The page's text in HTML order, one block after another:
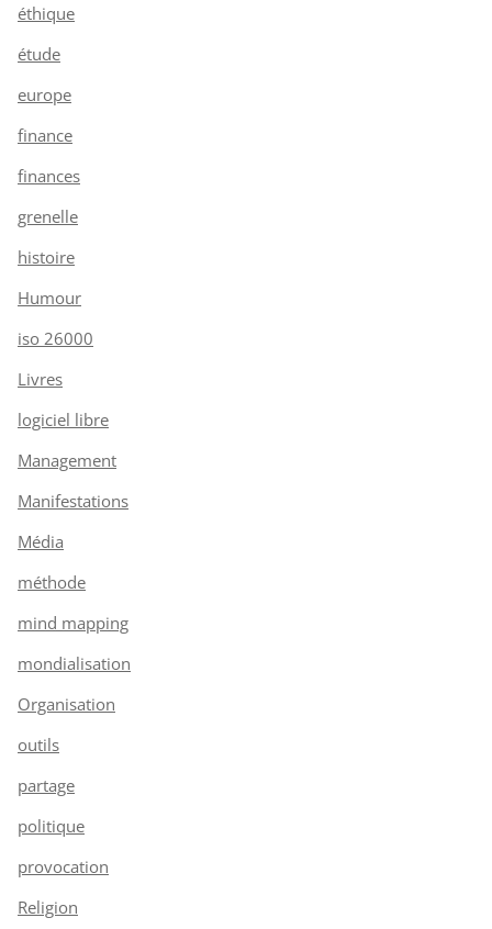
éthique
étude
europe
finance
finances
grenelle
histoire
Humour
iso 26000
Livres
logiciel libre
Management
Manifestations
Média
méthode
mind mapping
mondialisation
Organisation
outils
partage
politique
provocation
Religion